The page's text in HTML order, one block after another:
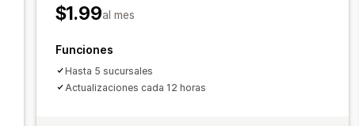
$1.99al mes
Funciones
Hasta 5 sucursales
Actualizaciones cada 12 horas